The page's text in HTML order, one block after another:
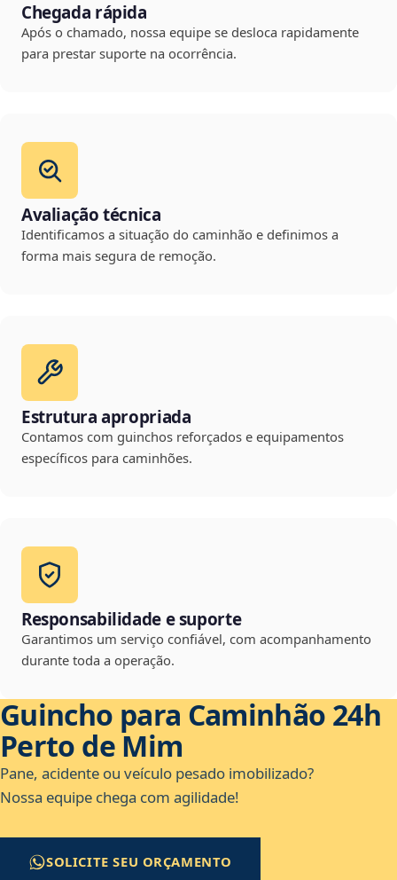
Chegada rápida
Após o chamado, nossa equipe se desloca rapidamente
para prestar suporte na ocorrência.
Avaliação técnica
Identificamos a situação do caminhão e definimos a
forma mais segura de remoção.
Estrutura apropriada
Contamos com guinchos reforçados e equipamentos
específicos para caminhões.
Responsabilidade e suporte
Garantimos um serviço confiável, com acompanhamento
durante toda a operação.
Guincho para Caminhão 24h
Perto de Mim
Pane, acidente ou veículo pesado imobilizado?
Nossa equipe chega com agilidade!
SOLICITE SEU ORÇAMENTO